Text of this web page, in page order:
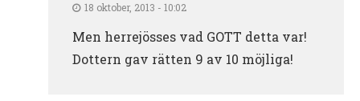
18 oktober, 2013 - 10:02
Men herrejösses vad GOTT detta var!
Dottern gav rätten 9 av 10 möjliga!